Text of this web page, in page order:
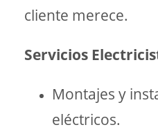
cliente merece.
Servicios
Montajes y
eléctricos.